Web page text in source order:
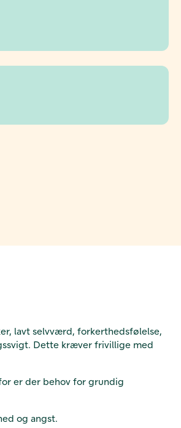
lavt selvværd, forkerthedsfølelse,
Dette kræver frivillige med
er der behov for grundig
og angst.